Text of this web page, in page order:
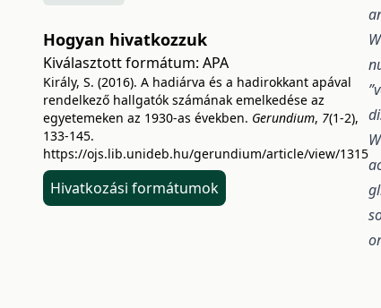
Hogyan hivatkozzuk
Kiválasztott formátum: APA
Király, S. (2016). A hadiárva és a hadirokkant apával
rendelkező hallgatók számának emelkedése az
egyetemeken az 1930-as években. Gerundium, 7(1-2),
133-145.
https://ojs.lib.unideb.hu/gerundium/article/view/1315
Hivatkozási formátumok